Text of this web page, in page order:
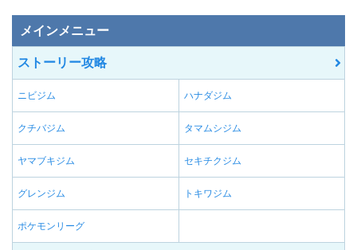
メインメニュー
ストーリー攻略
ニビジム ハナダジム
クチバジム タマムシジム
ヤマブキジム セキチクジム
グレンジム トキワジム
ポケモンリーグ